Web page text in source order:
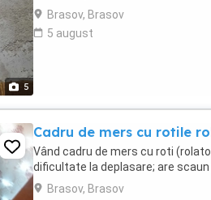
5
Brasov, Brasov
5 august
Cadru de mers cu rotile
Vând cadru de mers cu roti
dificultate la deplasare; are
Brasov, Brasov